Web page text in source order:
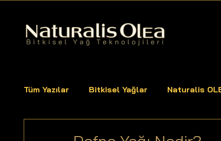
Tüm Yazılar Bitkisel Yağlar Naturalis